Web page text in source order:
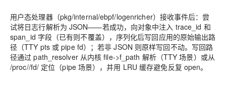
用户态处理器（pkg/internal/ebpf/logenricher）接收事件后：尝
试将日志行解析为 JSON——若成功，向对象中注入 trace_id 和
span_id 字段（已有则不覆盖），序列化后写回应用的原始输出路
径（TTY pts 或 pipe fd）；若非 JSON 则原样写回不动。写回路
径通过 path_resolver 从内核 file->f_path 解析（TTY 场景）或从
/proc//fd/ 定位（pipe 场景），并用 LRU 缓存避免反复 open。